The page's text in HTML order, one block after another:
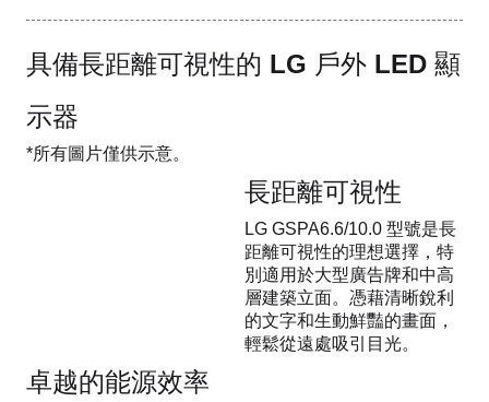
具備長距離可視性的 LG 戶外 LED 顯
示器
*所有圖片僅供示意。
長距離可視性
LG GSPA6.6/10.0 型號是長
距離可視性的理想選擇，特
別適用於大型廣告牌和中高
層建築立面。憑藉清晰銳利
的文字和生動鮮豔的畫面，
輕鬆從遠處吸引目光。
卓越的能源效率